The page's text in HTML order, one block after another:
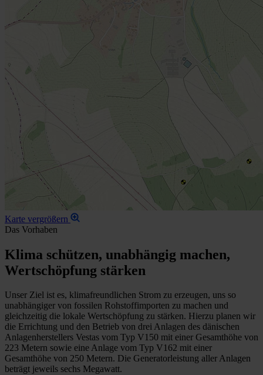
Karte vergrößern
Das Vorhaben
Klima schützen, unabhängig machen,
Wertschöpfung stärken
Unser Ziel ist es, klimafreundlichen Strom zu erzeugen, uns so
unabhängiger von fossilen Rohstoffimporten zu machen und
gleichzeitig die lokale Wertschöpfung zu stärken. Hierzu planen wir
die Errichtung und den Betrieb von drei Anlagen des dänischen
Anlagenherstellers Vestas vom Typ V150 mit einer Gesamthöhe von
223 Metern sowie eine Anlage vom Typ V162 mit einer
Gesamthöhe von 250 Metern. Die Generatorleistung aller Anlagen
beträgt jeweils sechs Megawatt.